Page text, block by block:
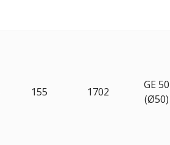
155 1702
GE 50
(Ø50)